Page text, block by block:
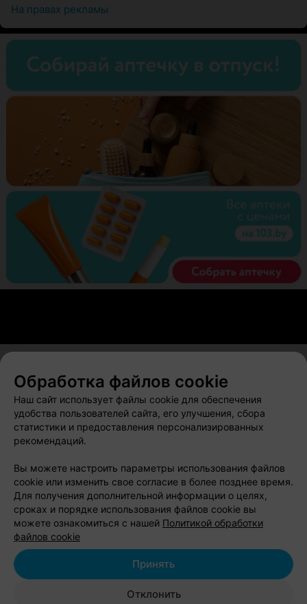
На правах рекламы
О проекте Новости проекта
Вакансии
Публичный договор
Способы оплаты
Публичный договор по использованию сервиса
Написать в поддержку
Связаться по вопросам сотрудничества
Написать руководителю relax.by
Обработка персональных данных
Обработка файлов cookie
Наш сайт использует файлы cookie для обеспечения
удобства пользователей сайта, его улучшения, сбора
статистики и предоставления персонализированных
рекомендаций.
Вы можете настроить параметры использования файлов
cookie или изменить свое согласие в более позднее время.
Для получения дополнительной информации о целях,
сроках и порядке использования файлов cookie вы
можете ознакомиться с нашей Политикой обработки
файлов cookie
Отклонить
Принять